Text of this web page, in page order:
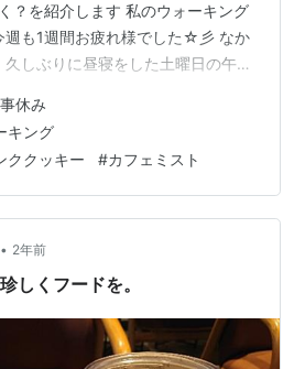
？を紹介します 私のウォーキング
も1週間お疲れ様でした☆彡 なか
久しぶりに昼寝をした土曜日の午
きたな」と感じたら、頭が勝手に
きます。 だから、あえて予定を入
に週末、ほんで今日はそんな日）
特に仕事が休みの平日(〃艸〃)ﾑﾌｯ
のが基本 私の日常は、ウォーキン
トなの…
休み
キング
ククッキー #カフェミスト
• 2年前
しくフードを。